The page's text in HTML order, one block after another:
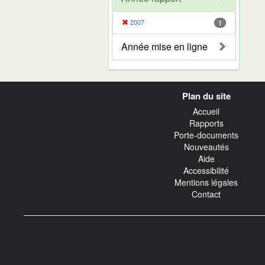
2007 1
Année mise en ligne
Plan du site
Accueil
Rapports
Porte-documents
Nouveautés
Aide
Accessibilité
Mentions légales
Contact